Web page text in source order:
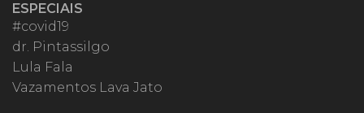
ESPECIAIS
#covid19
dr. Pintassilgo
Lula Fala
Vazamentos Lava Jato